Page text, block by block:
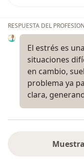
RESPUESTA DEL
El estrés es
situaciones
en cambio,
problema ya
clara,